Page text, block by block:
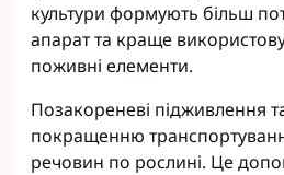
культури формують більш
апарат та краще
поживні елементи.
Позакореневі підживлення
покращенню
речовин по рослині. Це